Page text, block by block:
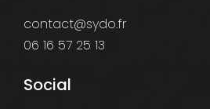
contact@sydo.fr
06 16 57 25 13
Social